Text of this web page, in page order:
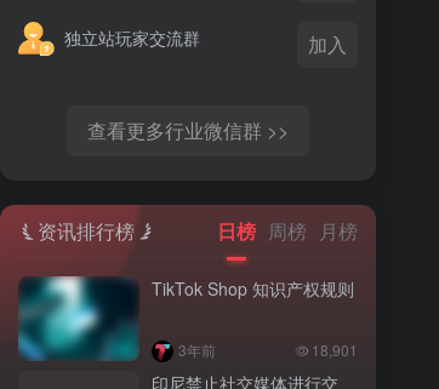
独立站玩家交流群 加入
查看更多行业微信群 >>
资讯排行榜 日榜 周榜 月榜
TikTok Shop 知识产权规则
3年前 18,901
印尼禁止社交媒体进行交